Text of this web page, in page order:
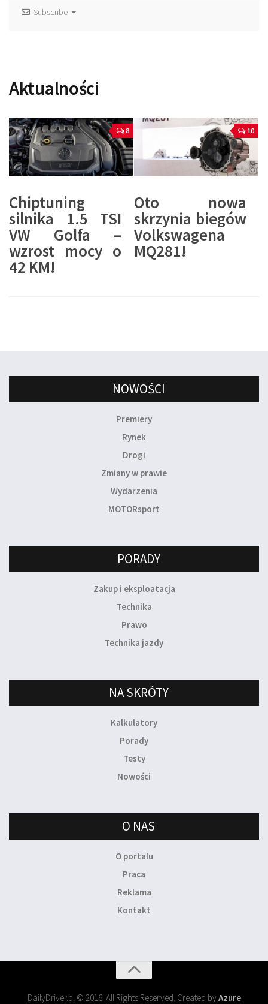
Subscribe
Aktualności
8
Chiptuning
silnika 1.5 TSI
VW Golfa –
wzrost mocy o
42 KM!
10
Oto nowa
skrzynia biegów
Volkswagena
MQ281!
NOWOŚCI
Premiery
Rynek
Drogi
Zmiany w prawie
Wydarzenia
MOTORsport
PORADY
Zakup i eksploatacja
Technika
Prawo
Technika jazdy
NA SKRÓTY
Kalkulatory
Porady
Testy
Nowości
O NAS
O portalu
Praca
Reklama
Kontakt
DailyDriver.pl © 2016. All Rights Reserved. Created byAzure